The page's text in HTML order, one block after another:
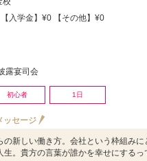
【入学金】¥0 【その他】¥0
露宴司会
初心者 1日
ッセージ
の新しい働き方。会社という枠組み
生。貴方の言葉が誰かを幸せにする